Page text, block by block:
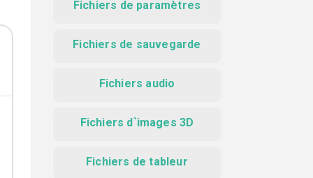
Fichiers de paramètres
Fichiers de sauvegarde
Fichiers audio
Fichiers d`images 3D
Fichiers de tableur